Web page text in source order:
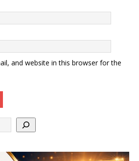
and website in this browser for the